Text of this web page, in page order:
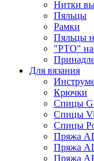
Нитки
Пяльцы
Рамки
Пяльцы
"РТО"
Для вязания
Крючки
Спицы
Спицы
Спицы
Пряжа
Пряжа
Пряжа